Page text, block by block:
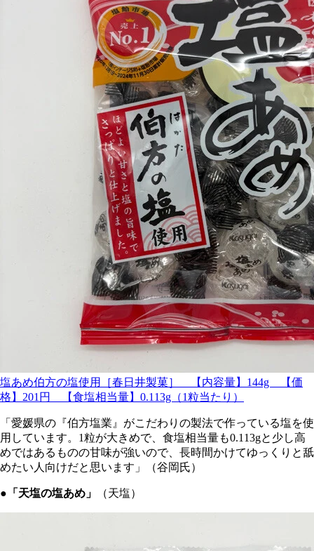
塩あめ伯方の塩使用［春日井製菓］ 【内容量】144g 【価
格】201円 【食塩相当量】0.113g（1粒当たり）
「愛媛県の『伯方塩業』がこだわりの製法で作っている塩を使
用しています。1粒が大きめで、食塩相当量も0.113gと少し高
めではあるものの甘味が強いので、長時間かけてゆっくりと舐
めたい人向けだと思います」（谷岡氏）
●「天塩の塩あめ」 （天塩）